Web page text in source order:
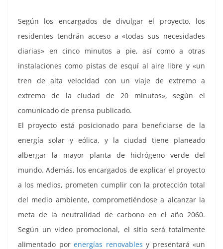
Según los encargados de divulgar el proyecto, los
residentes tendrán acceso a «todas sus necesidades
diarias» en cinco minutos a pie, así como a otras
instalaciones como pistas de esquí al aire libre y «un
tren de alta velocidad con un viaje de extremo a
extremo de la ciudad de 20 minutos», según el
comunicado de prensa publicado.
El proyecto está posicionado para beneficiarse de la
energía solar y eólica, y la ciudad tiene planeado
albergar la mayor planta de hidrógeno verde del
mundo. Además, los encargados de explicar el proyecto
a los medios, prometen cumplir con la protección total
del medio ambiente, comprometiéndose a alcanzar la
meta de la neutralidad de carbono en el año 2060.
Según un video promocional, el sitio será totalmente
alimentado por energías renovables y presentará «un